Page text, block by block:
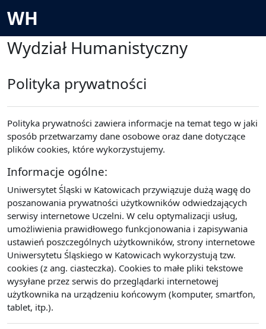
WH
Wydział Humanistyczny
Polityka prywatności
Polityka prywatności zawiera informacje na temat tego w jaki
sposób przetwarzamy dane osobowe oraz dane dotyczące
plików cookies, które wykorzystujemy.
Informacje ogólne:
Uniwersytet Śląski w Katowicach przywiązuje dużą wagę do
poszanowania prywatności użytkowników odwiedzających
serwisy internetowe Uczelni. W celu optymalizacji usług,
umożliwienia prawidłowego funkcjonowania i zapisywania
ustawień poszczególnych użytkowników, strony internetowe
Uniwersytetu Śląskiego w Katowicach wykorzystują tzw.
cookies (z ang. ciasteczka). Cookies to małe pliki tekstowe
wysyłane przez serwis do przeglądarki internetowej
użytkownika na urządzeniu końcowym (komputer, smartfon,
tablet, itp.).